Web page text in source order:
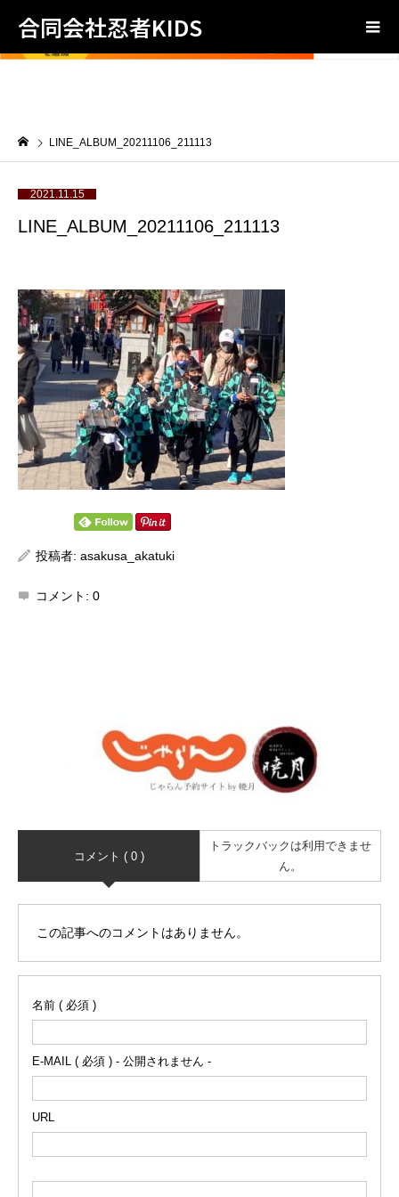
合同会社忍者KIDS
LINE_ALBUM_20211106_211113
2021.11.15
LINE_ALBUM_20211106_211113
投稿者: asakusa_akatuki
コメント: 0
コメント ( 0 )
トラックバックは利用できませ
ん。
この記事へのコメントはありません。
名前 ( 必須 )
E-MAIL ( 必須 ) - 公開されません -
URL